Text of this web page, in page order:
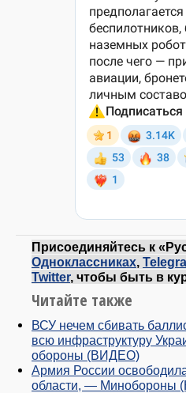
Присоединяйтесь к
Одноклассниках,
Twitter, чтобы быть в
Читайте также
ВСУ нечем сбивать
всю инфраструктуру
обороны (ВИДЕО)
Армия России
области, — Минобороны